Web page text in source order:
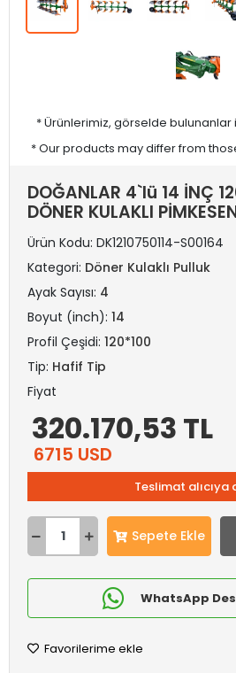
* Ürünlerimiz, görselde bulunanlar
* Our products may differ from
DOĞANLAR 4`lü 14 İNÇ
DÖNER KULAKLI
Ürün Kodu: DK1210750114-S00164
Kategori: Döner Kulaklı Pulluk
Ayak Sayısı: 4
Boyut (inch): 14
Profil Çeşidi: 120*100
Tip: Hafif Tip
Fiyat
320.170,53 TL
6715 USD
Teslimat alıcıya
Sepete Ekle
WhatsApp
Favorilerime ekle